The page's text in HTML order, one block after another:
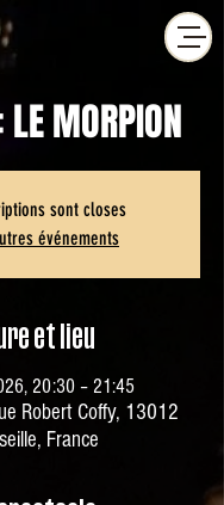
MORPION
sont closes
événements
et lieu
20:30 – 21:45
Robert Coffy, 13012
France